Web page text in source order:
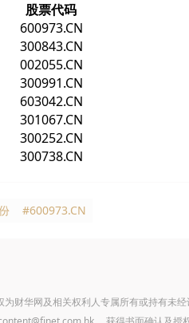
股票代码
600973.CN
300843.CN
002055.CN
300991.CN
603042.CN
301067.CN
300252.CN
300738.CN
#600973.CN
财华网及相关权利人专属所有或持有未